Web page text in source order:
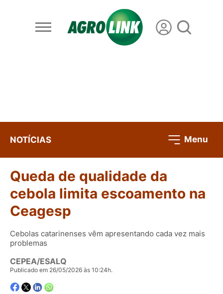
NOTÍCIAS Menu
Queda de qualidade da
cebola limita escoamento na
Ceagesp
Cebolas catarinenses vêm apresentando cada vez mais
problemas
CEPEA/ESALQ
Publicado em 26/05/2026 às 10:24h.